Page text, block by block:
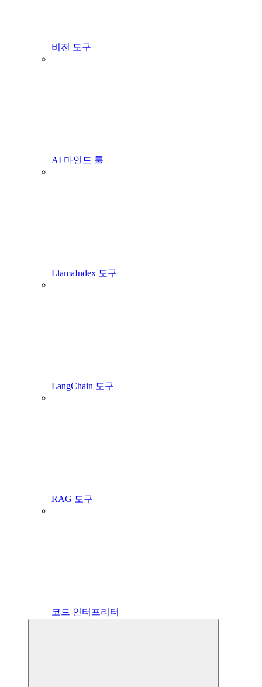
비전 도구
AI 마인드 툴
LlamaIndex 도구
LangChain 도구
RAG 도구
코드 인터프리터